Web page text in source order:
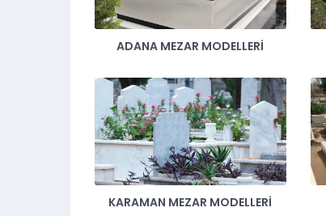
ADANA MEZAR MODELLERI
KARAMAN MEZAR MODELLERI